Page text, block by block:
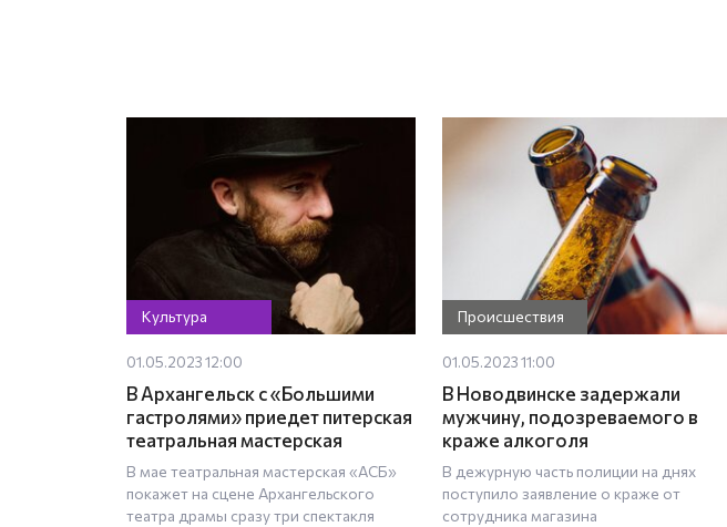
Культура
01.05.2023 12:00
В Архангельск с «Большими
гастролями» приедет питерская
театральная мастерская
В мае театральная мастерская «АСБ»
покажет на сцене Архангельского
театра драмы сразу три спектакля
Происшествия
01.05.2023 11:00
В Новодвинске задержали
мужчину, подозреваемого в
краже алкоголя
В дежурную часть полиции на днях
поступило заявление о краже от
сотрудника магазина